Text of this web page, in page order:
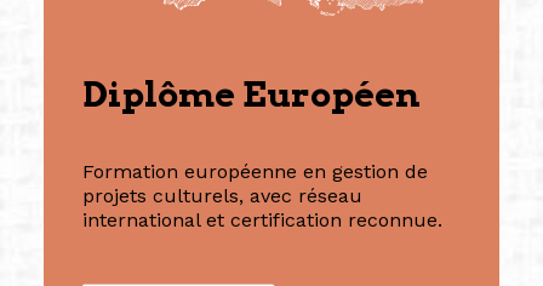
Diplôme Européen
Formation européenne en gestion de
projets culturels, avec réseau
international et certification reconnue.